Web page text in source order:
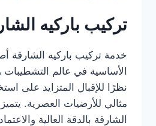
تركيب باركيه
خدمة تركيب باركيه الشارقة
الأساسية في عالم التشطيبات
نظرًا للإقبال المتزايد على
مثالي للأرضيات العصرية.
الشارقة بالدقة العالية